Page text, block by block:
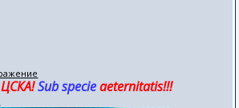
ЦСКА!Sub specieaeternitatis!!!